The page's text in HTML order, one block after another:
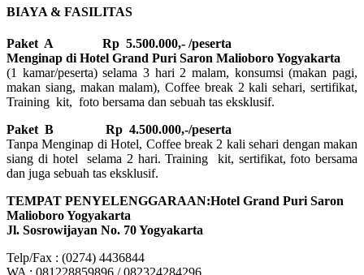
BIAYA & FASILITAS
Paket A Rp 5.500.000,- /peserta
Menginap di Hotel Grand Puri Saron Malioboro Yogyakarta
(1 kamar/peserta) selama 3 hari 2 malam, konsumsi (makan pagi,
makan siang, makan malam), Coffee break 2 kali sehari, sertifikat,
Training kit, foto bersama dan sebuah tas eksklusif.
Paket B
Rp 4.500.000,-/peserta
Tanpa Menginap di Hotel, Coffee break 2 kali sehari dengan makan
siang di hotel selama 2 hari. Training kit, sertifikat, foto bersama
dan juga sebuah tas eksklusif.
TEMPAT PENYELENGGARAAN:Hotel Grand Puri Saron
Malioboro Yogyakarta
Jl. Sosrowijayan No. 70 Yogyakarta
Telp/Fax : (0274) 4436844
WA : 081228859896 / 082324284296